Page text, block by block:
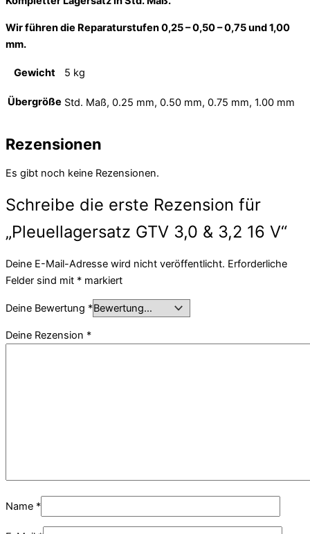
Wir führen die Reparaturstufen 0,25 – 0,50 – 0,75 und 1,00
mm.
Gewicht 5 kg
Übergröße Std. Maß, 0.25 mm, 0.50 mm, 0.75 mm, 1.00 mm
Rezensionen
Es gibt noch keine Rezensionen.
Schreibe die erste Rezension für
„Pleuellagersatz GTV 3,0 & 3,2 16 V“
Deine E-Mail-Adresse wird nicht veröffentlicht. Erforderliche
Felder sind mit * markiert
Deine Bewertung *
Deine Rezension *
Name *